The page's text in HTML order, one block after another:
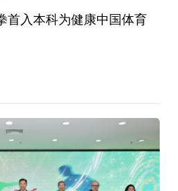
首入本科为健康中国体育